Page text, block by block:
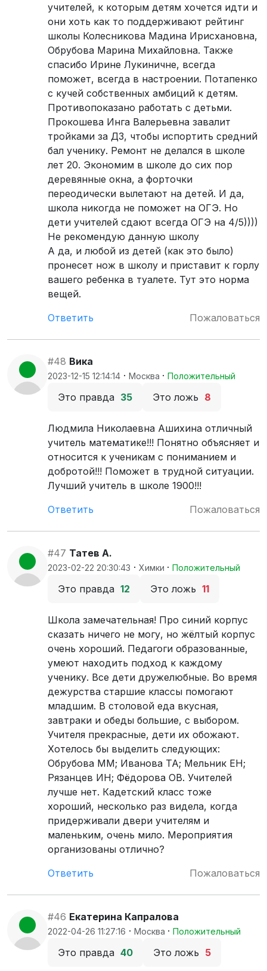
учителей, к которым детям хочется идти и
они хоть как то поддерживают рейтинг
школы Колесникова Мадина Ирисхановна,
Обрубова Марина Михайловна. Также
спасибо Ирине Лукиничне, всегда
поможет, всегда в настроении. Потапенко
с кучей собственных амбиций к детям.
Противопоказано работать с детьми.
Прокошева Инга Валерьевна завалит
тройками за ДЗ, чтобы испортить средний
бал ученику. Ремонт не делался в школе
лет 20. Экономим в школе до сих пор
деревянные окна, а форточки
переодически вылетают на детей. И да,
школа никогда не поможет на ОГЭ. Но
дети учителей сдают всегда ОГЭ на 4/5))))
Не рекомендую данную школу
А да, и любой из детей (как это было)
пронесет нож в школу и приставит к горлу
вашего ребенка в туалете. Тут это норма
вещей.
Ответить
Пожаловаться
#48 Вика
2023-12-15 12:14:14 · Москва · Положительный
Это правда 35 Это ложь 8
Людмила Николаевна Ашихина отличный
учитель математике!!! Понятно объясняет и
относится к ученикам с пониманием и
добротой!!! Поможет в трудной ситуации.
Лучший учитель в школе 1900!!!
Ответить
Пожаловаться
#47 Татев А.
2023-02-22 20:30:43 · Химки · Положительный
Это правда 12 Это ложь 11
Школа замечательная! Про синий корпус
сказать ничего не могу, но жёлтый корпус
очень хороший. Педагоги образованные,
умеют находить подход к каждому
ученику. Все дети дружелюбные. Во время
дежурства старшие классы помогают
младшим. В столовой еда вкусная,
завтраки и обеды большие, с выбором.
Учителя прекрасные, дети их обожают.
Хотелось бы выделить следующих:
Обрубова ММ; Иванова ТА; Мельник ЕН;
Рязанцев ИН; Фёдорова ОВ. Учителей
лучше нет. Кадетский класс тоже
хороший, несколько раз видела, когда
придерживали двери учителям и
маленьким, очень мило. Мероприятия
организованы отлично?
Ответить
Пожаловаться
#46 Екатерина Капралова
2022-04-26 11:27:16 · Москва · Положительный
Это правда 40 Это ложь 5